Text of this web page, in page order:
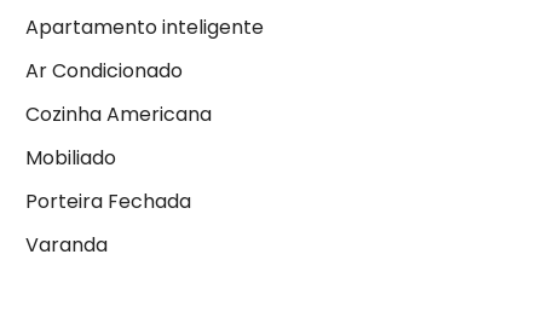
Apartamento inteligente
Ar Condicionado
Cozinha Americana
Mobiliado
Porteira Fechada
Varanda